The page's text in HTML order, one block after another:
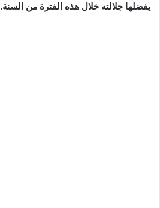
يفضلها جلالته خلال هذه الفترة من السنة.